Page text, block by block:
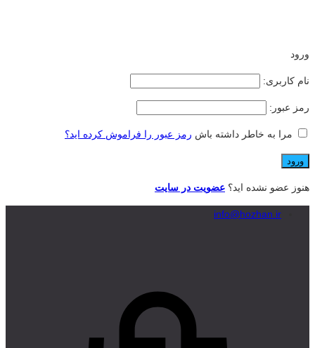
ورود
نام کاربری:
رمز عبور:
مرا به خاطر داشته باش رمز عبور را فراموش کرده اید؟
هنوز عضو نشده اید؟ عضویت در سایت
info@hozhan.ir